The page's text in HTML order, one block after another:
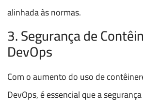
alinhada às normas.
3. Segurança de
DevOps
Com o aumento do uso de
DevOps, é essencial que a